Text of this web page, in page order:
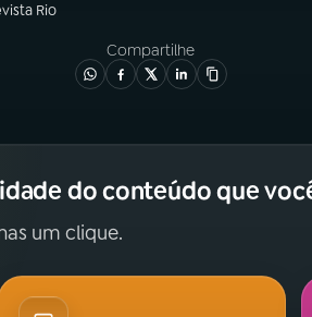
Rio
Compartilhe
do conteúdo que
um clique.